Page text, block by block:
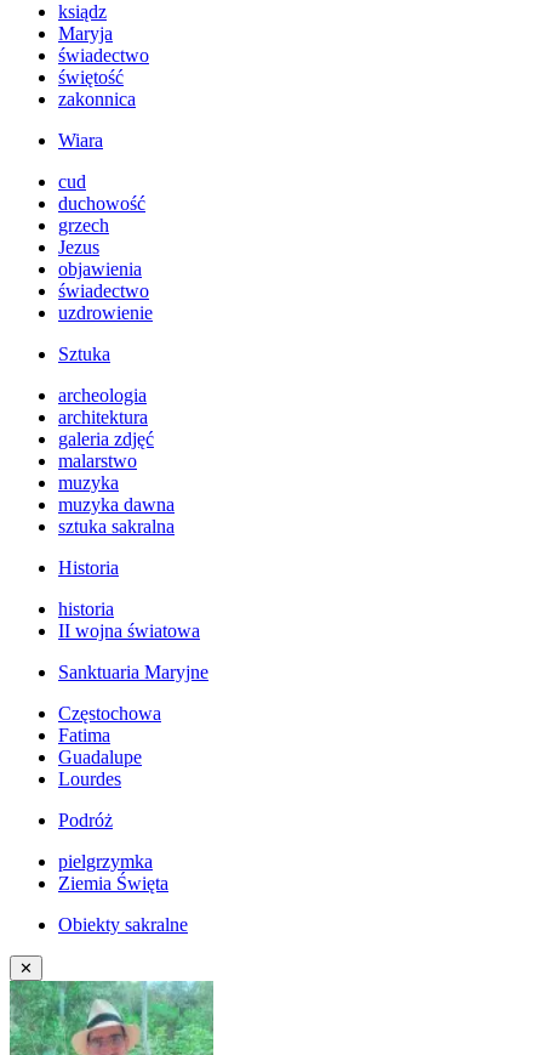
ksiądz
Maryja
świadectwo
świętość
zakonnica
Wiara
cud
duchowość
grzech
Jezus
objawienia
świadectwo
uzdrowienie
Sztuka
archeologia
architektura
galeria zdjęć
malarstwo
muzyka
muzyka dawna
sztuka sakralna
Historia
historia
II wojna światowa
Sanktuaria Maryjne
Częstochowa
Fatima
Guadalupe
Lourdes
Podróż
pielgrzymka
Ziemia Święta
Obiekty sakralne
✕